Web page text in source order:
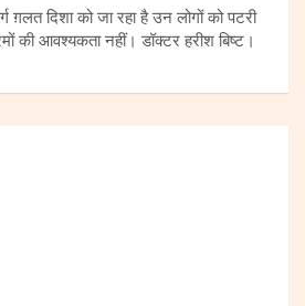
ग़लत दिशा को जा रहा है उन लोगों को पटरी
की आवश्यकता नहीं। डॉक्टर हरीश बिष्ट।